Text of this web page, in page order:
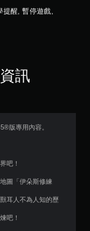
醒, 暫停遊戲,
訊
版專用內容。
吧！
圖「伊朵斯修練
耳人不為人知的歷
吧！